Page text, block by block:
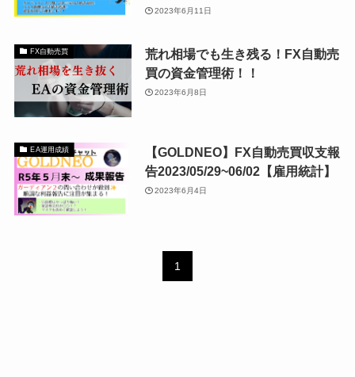
2023年6月11日
FX自動売買
荒れ相場でも生き残る！FX自動売
買の資金管理術！！
2023年6月8日
EA運用成績
【GOLDNEO】FX自動売買収支報
告2023/05/29~06/02【雇用統計】
2023年6月4日
1